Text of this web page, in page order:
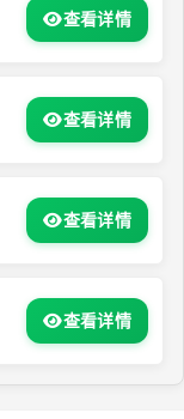
查看详情
查看详情
查看详情
查看详情